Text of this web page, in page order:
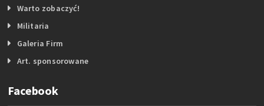
Warto zobaczyć!
Militaria
Galeria Firm
Art. sponsorowane
Facebook